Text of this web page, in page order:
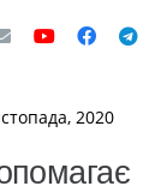
2020